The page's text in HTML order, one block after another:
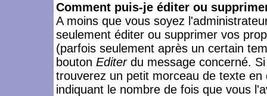
Comment puis-je éditer ou
A moins que vous soyez
seulement éditer ou supprimer vos
(parfois seulement après un certain
bouton Editerdu message concerné.
trouverez un petit morceau de texte
indiquant le nombre de fois que vous